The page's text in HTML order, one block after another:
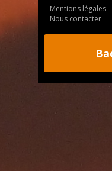
Mentions légales
Nous contacter